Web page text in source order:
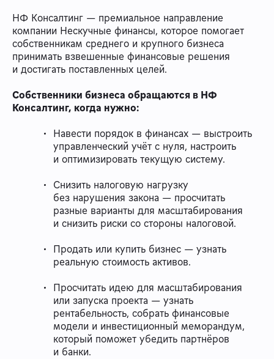
НФ Консалтинг — премиальное направление
компании Нескучные финансы, которое помогает
собственникам среднего и крупного бизнеса
принимать взвешенные финансовые решения
и достигать поставленных целей.
Собственники бизнеса обращаются в НФ
Консалтинг, когда нужно:
Навести порядок в финансах — выстроить
управленческий учёт с нуля, настроить
и оптимизировать текущую систему.
Снизить налоговую нагрузку
без нарушения закона — просчитать
разные варианты для масштабирования
и снизить риски со стороны налоговой.
Продать или купить бизнес — узнать
реальную стоимость активов.
Просчитать идею для масштабирования
или запуска проекта — узнать
рентабельность, собрать финансовые
модели и инвестиционный меморандум,
который поможет убедить партнёров
и банки.